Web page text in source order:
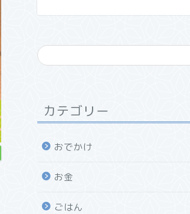
カテゴリー
おでかけ
お金
ごはん